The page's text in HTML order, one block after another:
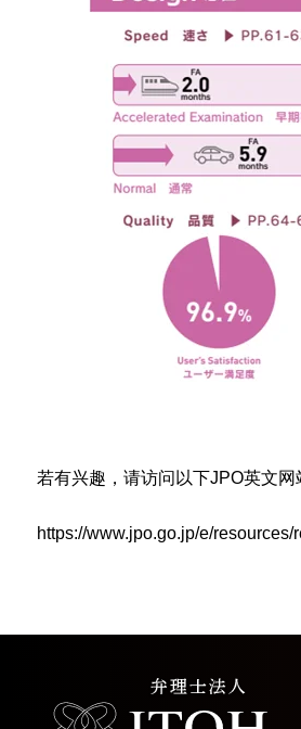
若有兴趣，请访问以下JPO英文网
https://www.jpo.go.jp/e/